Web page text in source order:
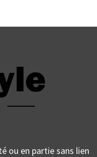
ou en partie sans lien